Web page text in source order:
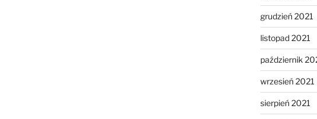
grudzień 2021
listopad 2021
październik
wrzesień 2021
sierpień 2021